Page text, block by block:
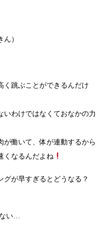
）
く跳ぶことができるんだけ
いわけではなくておなかの力
が働いて、体が連動するから
くなるんだよね
グが早すぎるとどうなる？
い…